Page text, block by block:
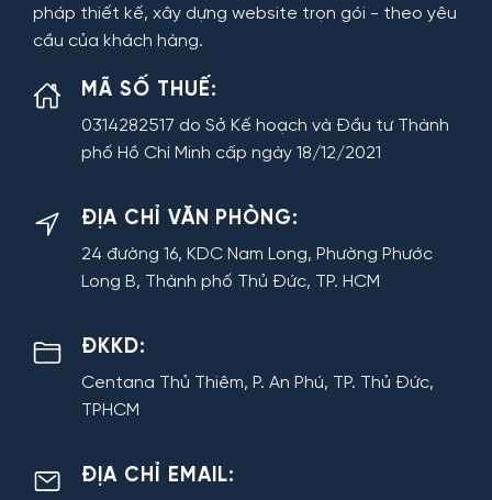
pháp thiết kế, xây dựng website trọn gói - theo yêu
cầu của khách hàng.
MÃ SỐ THUẾ:
0314282517 do Sở Kế hoạch và Đầu tư Thành
phố Hồ Chí Minh cấp ngày 18/12/2021
ĐỊA CHỈ VĂN PHÒNG:
24 đường 16, KDC Nam Long, Phường Phước
Long B, Thành phố Thủ Đức, TP. HCM
ĐKKD:
Centana Thủ Thiêm, P. An Phú, TP. Thủ Đức,
TPHCM
ĐỊA CHỈ EMAIL: